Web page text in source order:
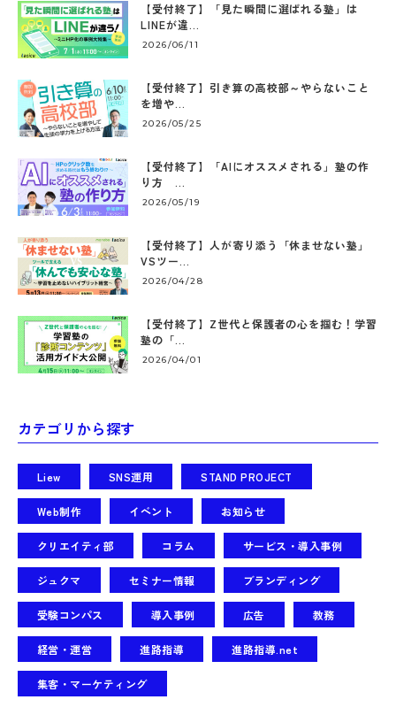
【受付終了】「見た瞬間に選ばれる塾」は
LINEが違...
2026/06/11
【受付終了】引き算の高校部～やらないこと
を増や...
2026/05/25
【受付終了】「AIにオススメされる」塾の作
り方 ...
2026/05/19
【受付終了】人が寄り添う「休ませない塾」
VSツー...
2026/04/28
【受付終了】Z世代と保護者の心を掴む！学習
塾の「...
2026/04/01
カテゴリから探す
Liew SNS運用 STAND PROJECT
Web制作 イベント お知らせ
クリエイティ部 コラム サービス・導入事例
ジュクマ セミナー情報 ブランディング
受験コンパス 導入事例 広告 教務
経営・運営 進路指導 進路指導.net
集客・マーケティング